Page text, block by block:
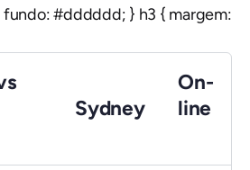
#dddddd; } h3 { margem:
Sydney
On-
line